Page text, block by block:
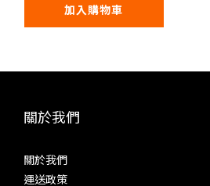
加入購物車
關於我們
關於我們
運送政策